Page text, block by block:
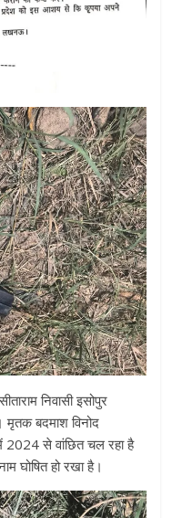
निवासी इसोपुर
मृतक बदमाश विनोद
से वांछित चल रहा है
घोषित हो रखा है।